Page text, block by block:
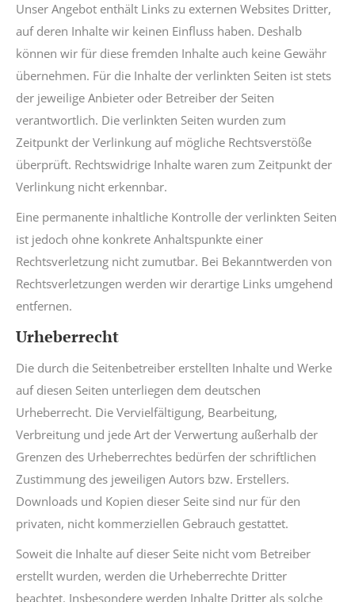
Unser Angebot enthält Links zu externen Websites Dritter,
auf deren Inhalte wir keinen Einfluss haben. Deshalb
können wir für diese fremden Inhalte auch keine Gewähr
übernehmen. Für die Inhalte der verlinkten Seiten ist stets
der jeweilige Anbieter oder Betreiber der Seiten
verantwortlich. Die verlinkten Seiten wurden zum
Zeitpunkt der Verlinkung auf mögliche Rechtsverstöße
überprüft. Rechtswidrige Inhalte waren zum Zeitpunkt der
Verlinkung nicht erkennbar.
Eine permanente inhaltliche Kontrolle der verlinkten Seiten
ist jedoch ohne konkrete Anhaltspunkte einer
Rechtsverletzung nicht zumutbar. Bei Bekanntwerden von
Rechtsverletzungen werden wir derartige Links umgehend
entfernen.
Urheberrecht
Die durch die Seitenbetreiber erstellten Inhalte und Werke
auf diesen Seiten unterliegen dem deutschen
Urheberrecht. Die Vervielfältigung, Bearbeitung,
Verbreitung und jede Art der Verwertung außerhalb der
Grenzen des Urheberrechtes bedürfen der schriftlichen
Zustimmung des jeweiligen Autors bzw. Erstellers.
Downloads und Kopien dieser Seite sind nur für den
privaten, nicht kommerziellen Gebrauch gestattet.
Soweit die Inhalte auf dieser Seite nicht vom Betreiber
erstellt wurden, werden die Urheberrechte Dritter
beachtet. Insbesondere werden Inhalte Dritter als solche